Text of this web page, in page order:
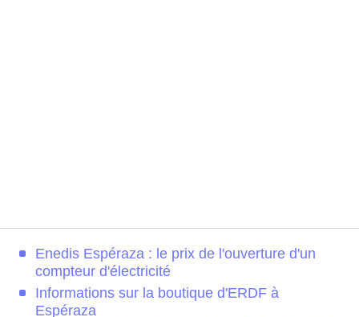
Enedis Espéraza : le prix de l'ouverture d'un
compteur d'électricité
Informations sur la boutique d'ERDF à
Espéraza